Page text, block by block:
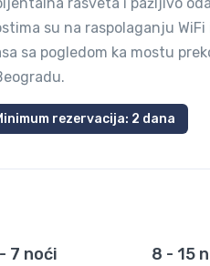
rasveta i pažljivo
su na raspolaganju
sa pogledom ka mostu
rezervacija: 2 dana
7 noći 8 - 15